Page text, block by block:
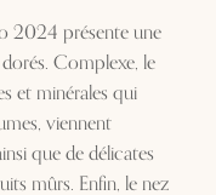
2024 présente une
Complexe, le
et minérales qui
viennent
que de délicates
mûrs. Enfin, le nez